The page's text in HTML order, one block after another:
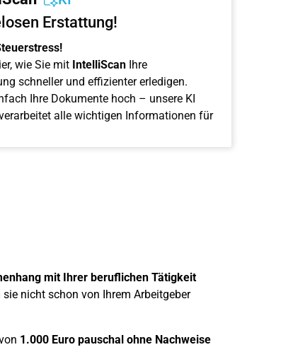
Erstattung!
wie Sie mit IntelliScanIhre
schneller und effizienter erledigen.
Ihre Dokumente hoch – unsere KI
alle wichtigen Informationen für
mit Ihrer beruflichen Tätigkeit
nicht schon von Ihrem Arbeitgeber
1.000 Euro pauschal ohne Nachweise